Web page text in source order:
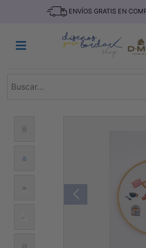
ENVÍOS GRATIS EN
TEJIDO
TEMÁTICO
DESCUENTOS